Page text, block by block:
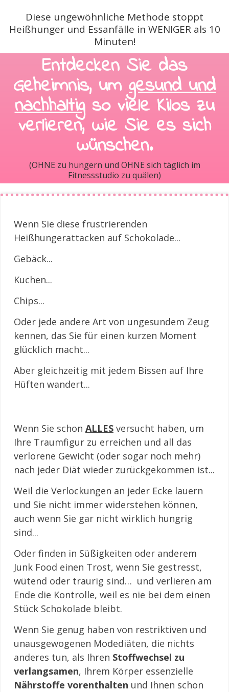
Diese ungewöhnliche Methode stoppt
Heißhunger und Essanfälle in WENIGER als 10
Minuten!
Entdecken Sie das
Geheimnis, um gesund und
nachhaltigso viele Kilos zu
verlieren, wie Sie es sich
wünschen.
(OHNE zu hungern und OHNE sich täglich im
Fitnessstudio zu quälen)
Wenn Sie diese frustrierenden
Heißhungerattacken auf Schokolade...
Gebäck...
Kuchen...
Chips...
Oder jede andere Art von ungesundem Zeug
kennen, das Sie für einen kurzen Moment
glücklich macht...
Aber gleichzeitig mit jedem Bissen auf Ihre
Hüften wandert...
Wenn Sie schon ALLES versucht haben, um
Ihre Traumfigur zu erreichen und all das
verlorene Gewicht (oder sogar noch mehr)
nach jeder Diät wieder zurückgekommen ist...
Weil die Verlockungen an jeder Ecke lauern
und Sie nicht immer widerstehen können,
auch wenn Sie gar nicht wirklich hungrig
sind...
Oder finden in Süßigkeiten oder anderem
Junk Food einen Trost, wenn Sie gestresst,
wütend oder traurig sind… und verlieren am
Ende die Kontrolle, weil es nie bei dem einen
Stück Schokolade bleibt.
Wenn Sie genug haben von restriktiven und
unausgewogenen Modediäten, die nichts
anderes tun, als Ihren Stoffwechsel zu
verlangsamen, Ihrem Körper essenzielle
Nährstoffe vorenthalten und Ihnen schon